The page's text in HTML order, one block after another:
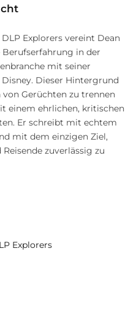
Explorers vereint Dean
Berufserfahrung in der
mit seiner
Dieser Hintergrund
Gerüchten zu trennen
einem ehrlichen, kritischen
Er schreibt mit echtem
mit dem einzigen Ziel,
zuverlässig zu